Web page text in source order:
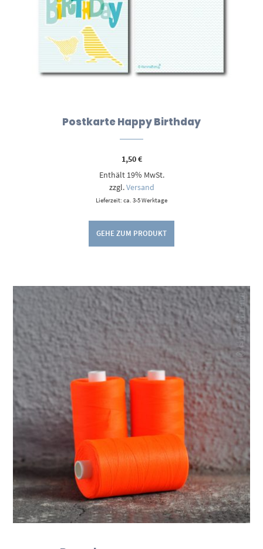
Postkarte Happy Birthday
1,50€
Enthält 19% MwSt.
zzgl.Versand
Lieferzeit: ca. 3-5 Werktage
GEHE ZUM PRODUKT